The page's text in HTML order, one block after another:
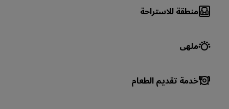
منطقة للاستراحة
ملهى
خدمة تقديم الطعام